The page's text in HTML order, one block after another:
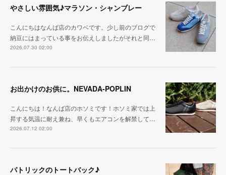
やさしい雰囲気♪マラソン・シャンブレー
こんにちはなんば店のカワベです。少し前のブログで
納豆にはまっている事をお伝えしましたがそれと同…
2026.07.30 02:00
お出かけのお供に。NEVADA-POPLIN
こんにちは！なんば店のホソミです！ホソミ家では上
昇する気温に耐え兼ね、早くもエアコンを解禁して…
2026.07.12 02:00
パトリックのトートバック♪